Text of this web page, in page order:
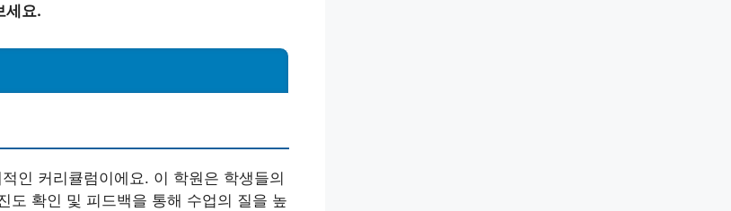
세요.
인 커리큘럼이에요. 이 학원은 학생들의
도 확인 및 피드백을 통해 수업의 질을 높